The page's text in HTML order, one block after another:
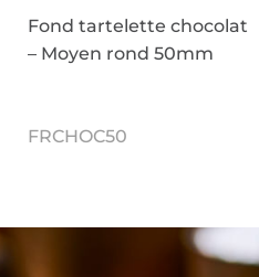
Fond tartelette chocolat
– Moyen rond 50mm
FRCHOC50